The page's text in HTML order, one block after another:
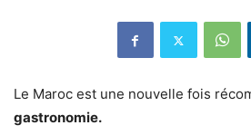
Le Maroc est une nouvelle fois
gastronomie.